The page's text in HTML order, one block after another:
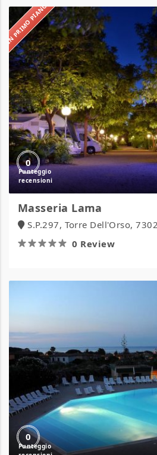
IN PRIMO PIANO
0
Masseria
Lama
Masseria Lama
S.P.297, Torre Dell'Orso,
0 Review
0